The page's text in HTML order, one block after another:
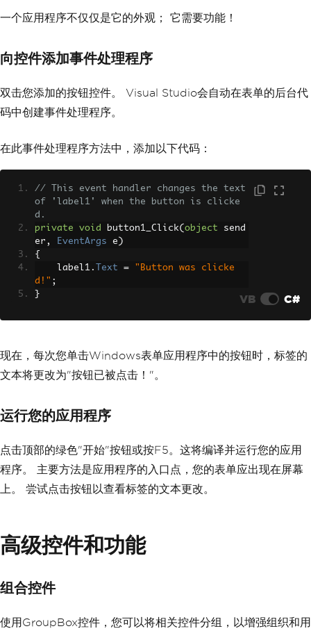
一个应用程序不仅仅是它的外观； 它需要功能！
向控件添加事件处理程序
双击您添加的按钮控件。 Visual Studio会自动在表单的后台代
码中创建事件处理程序。
在此事件处理程序方法中，添加以下代码：
// This event handler changes the text
of 'label1' when the button is clicke
d.
private
void button1_Click( object send
er , EventArgs e )
{
    label1
. Text =
"Button was clicke
d!" ;
}
VB C#
现在，每次您单击Windows表单应用程序中的按钮时，标签的
文本将更改为"按钮已被点击！"。
运行您的应用程序
点击顶部的绿色"开始"按钮或按F5。这将编译并运行您的应用
程序。 主要方法是应用程序的入口点，您的表单应出现在屏幕
上。 尝试点击按钮以查看标签的文本更改。
高级控件和功能
组合控件
使用GroupBox控件，您可以将相关控件分组，以增强组织和用